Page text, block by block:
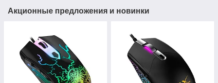
Акционные предложения и новинки